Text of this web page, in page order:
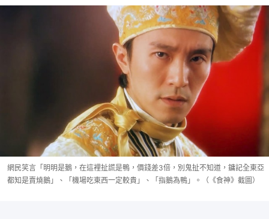
網民笑言「明明是鵝，在這裡扯謊是鴨，價錢差3倍，別鬼扯不知道，鏞記全東亞
都知是賣燒鵝」、「機場吃東西一定較貴」、「指鵝為鴨」。（《食神》截圖）